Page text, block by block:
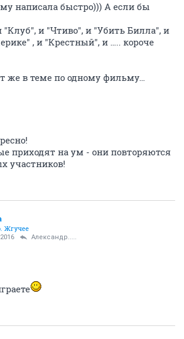
написала быстро))) А если бы
и "Чтиво", и "Убить Билла", и
, и "Крестный", и ….. короче
же в теме по одному фильму…
приходят на ум - они повторяются
участников!
Жгучее
Александр.....